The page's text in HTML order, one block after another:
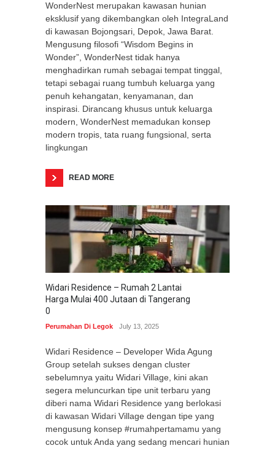
WonderNest merupakan kawasan hunian
eksklusif yang dikembangkan oleh IntegraLand
di kawasan Bojongsari, Depok, Jawa Barat.
Mengusung filosofi “Wisdom Begins in
Wonder”, WonderNest tidak hanya
menghadirkan rumah sebagai tempat tinggal,
tetapi sebagai ruang tumbuh keluarga yang
penuh kehangatan, kenyamanan, dan
inspirasi. Dirancang khusus untuk keluarga
modern, WonderNest memadukan konsep
modern tropis, tata ruang fungsional, serta
lingkungan
READ MORE
Widari Residence – Rumah 2 Lantai
Harga Mulai 400 Jutaan di Tangerang
0
Perumahan Di Legok July 13, 2025
Widari Residence – Developer Wida Agung
Group setelah sukses dengan cluster
sebelumnya yaitu Widari Village, kini akan
segera meluncurkan tipe unit terbaru yang
diberi nama Widari Residence yang berlokasi
di kawasan Widari Village dengan tipe yang
mengusung konsep #rumahpertamamu yang
cocok untuk Anda yang sedang mencari hunian